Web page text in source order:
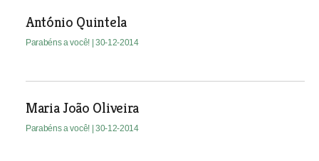
António Quintela
Parabéns a você! | 30-12-2014
Maria João Oliveira
Parabéns a você! | 30-12-2014